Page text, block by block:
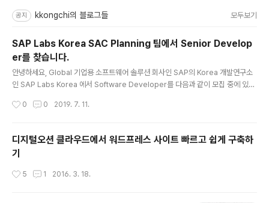
공지 kkongchi의 블로그들 모두보기
SAP Labs Korea SAC Planning 팀에서 Senior Develop
er를 찾습니다.
안녕하세요, Global 기업용 소프트웨어 솔루션 회사인 SAP의 Korea 개발연구소
인 SAP Labs Korea 에서 Software Developer를 다음과 같이 모집 중에 있습
AND OBJECTIVES The SAP Analytics Cloud Planning Application Dev
help with our next generation SAC product. Are you a passionate indi
vidual who wants an opportunity to learn new thin..
0 0 2019. 7. 11.
디지털오션 클라우드에서 워드프레스 사이트 빠르고 쉽게 구축하
기
5 1 2016. 3. 18.